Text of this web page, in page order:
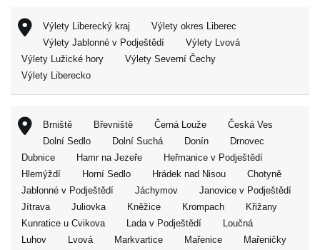
Výlety Liberecký kraj
Výlety okres Liberec
Výlety Jablonné v Podještědí
Výlety Lvová
Výlety Lužické hory
Výlety Severní Čechy
Výlety Liberecko
Brniště Břevniště Černá Louže
Česká Ves
Dolní Sedlo
Dolní Suchá Donín
Drnovec
Dubnice
Hamr na Jezeře
Heřmanice v Podještědí
Hlemýždí
Horní Sedlo Hrádek nad Nisou
Chotyně
Jablonné v Podještědí
Jáchymov
Janovice v Podještědí
Jítrava
Juliovka Kněžice Krompach
Křižany
Kunratice u Cvikova
Lada v Podještědí
Loučná
Luhov
Lvová Markvartice Mařenice
Mařeničky